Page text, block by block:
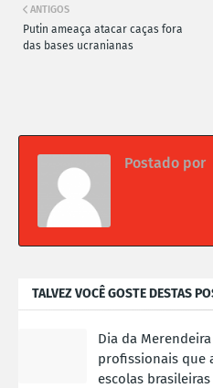
ANTIGOS
Putin ameaça atacar caças fora
das bases ucranianas
Postado por
TALVEZ VOCÊ GOSTE DESTAS
Dia da
profissionais que
escolas brasileiras